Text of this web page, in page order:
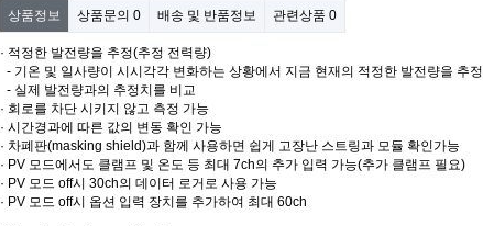
상품정보 상품문의 0 배송 및 반품정보 관련상품 0
· 적정한 발전량을 추정(추정 전력량)
- 기온 및 일사량이 시시각각 변화하는 상황에서 지금 현재의 적정한 발전량을 추정
- 실제 발전량과의 추정치를 비교
· 회로를 차단 시키지 않고 측정 가능
· 시간경과에 따른 값의 변동 확인 가능
· 차폐판(masking shield)과 함께 사용하면 쉽게 고장난 스트링과 모듈 확인가능
· PV 모드에서도 클램프 및 온도 등 최대 7ch의 추가 입력 가능(추가 클램프 필요)
· PV 모드 off시 30ch의 데이터 로거로 사용 가능
· PV 모드 off시 옵션 입력 장치를 추가하여 최대 60ch